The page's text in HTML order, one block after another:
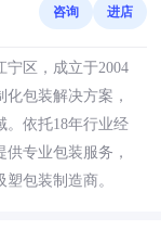
咨询 进店
区，成立于2004
包装解决方案，
。依托18年行业经
专业包装服务，
包装制造商。